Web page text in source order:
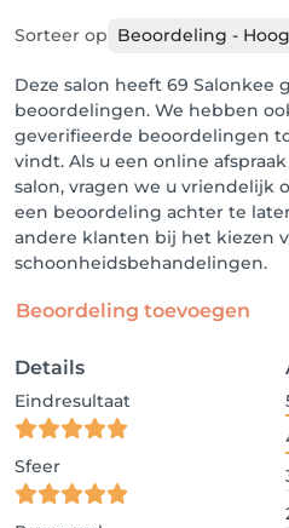
Sorteer op Beoordeling -
Deze salon heeft 69 Salonkee
beoordelingen. We hebben
geverifieerde beoordelingen
vindt. Als u een online
salon, vragen we u vriendelijk
een beoordeling achter te
andere klanten bij het kiezen
schoonheidsbehandelingen.
Beoordeling toevoegen
Details
Eindresultaat
Sfeer